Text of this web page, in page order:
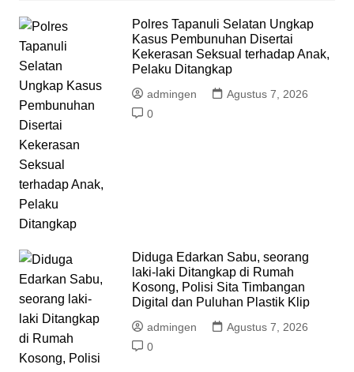
Polres Tapanuli Selatan Ungkap
Kasus Pembunuhan Disertai
Kekerasan Seksual terhadap Anak,
Pelaku Ditangkap
admingen
Agustus 7, 2026
0
Diduga Edarkan Sabu, seorang
laki-laki Ditangkap di Rumah
Kosong, Polisi Sita Timbangan
Digital dan Puluhan Plastik Klip
admingen
Agustus 7, 2026
0